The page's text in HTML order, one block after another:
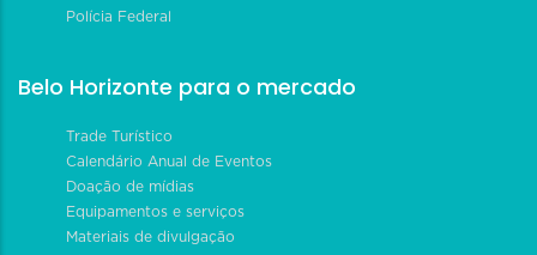
Polícia Federal
Belo Horizonte para o mercado
Trade Turístico
Calendário Anual de Eventos
Doação de mídias
Equipamentos e serviços
Materiais de divulgação